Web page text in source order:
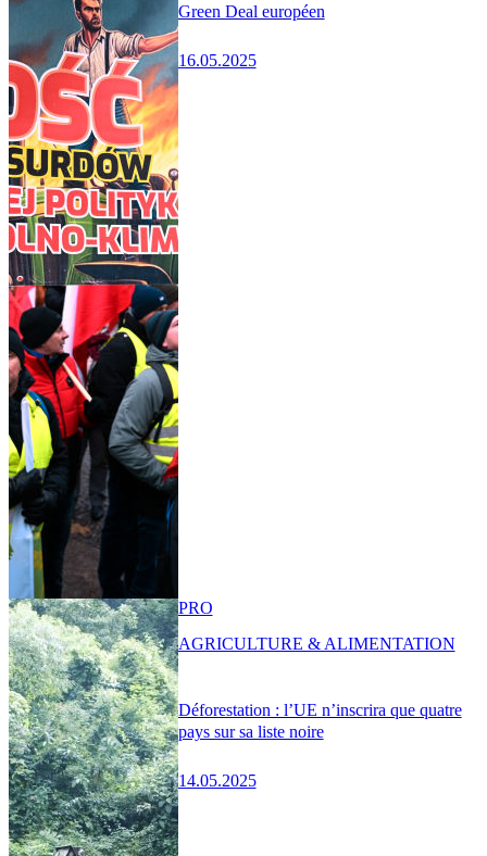
Green Deal européen
16.05.2025
Déforestation : l’UE n’inscrira que quatre
pays sur sa liste noire
14.05.2025
PRO
AGRICULTURE & ALIMENTATION